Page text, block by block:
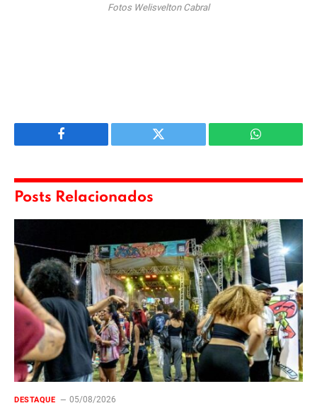
Fotos Welisvelton Cabral
Facebook Twitter WhatsApp
Posts Relacionados
DESTAQUE 05/08/2026